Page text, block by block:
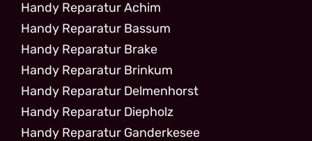
Handy Reparatur Achim
Handy Reparatur Bassum
Handy Reparatur Brake
Handy Reparatur Brinkum
Handy Reparatur Delmenhorst
Handy Reparatur Diepholz
Handy Reparatur Ganderkesee